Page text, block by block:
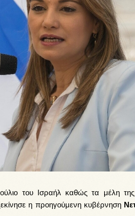
του Ισραήλ καθώς τα μέλη της
η προηγούμενη κυβέρνηση